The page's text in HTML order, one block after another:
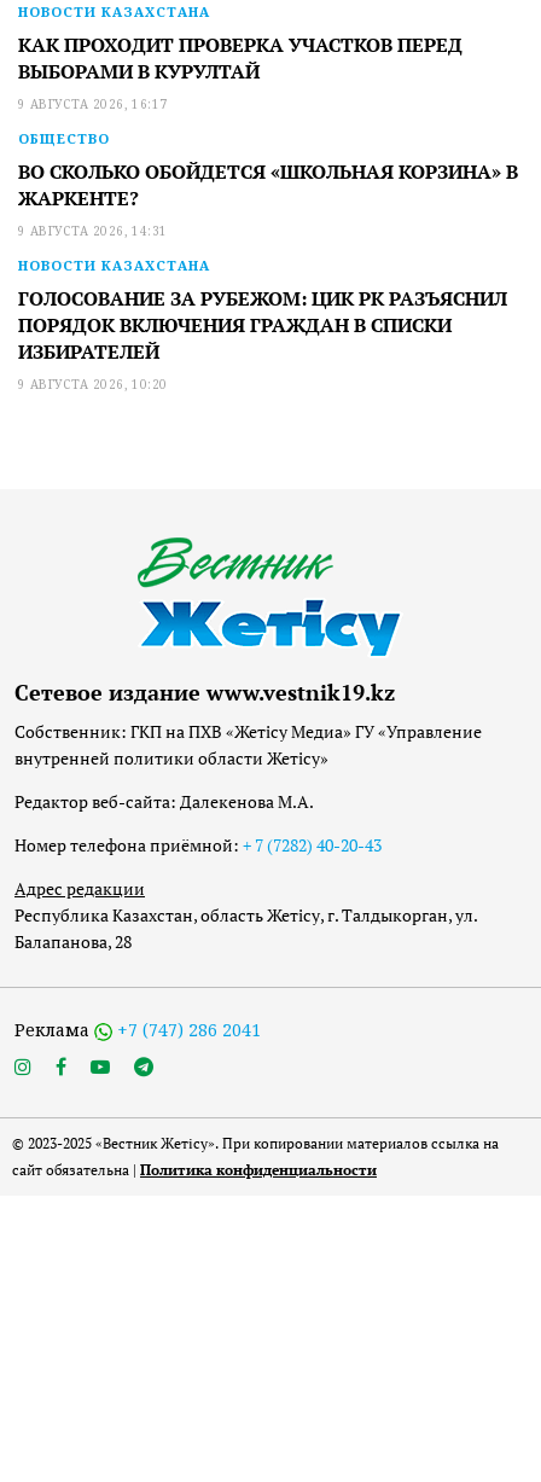
НОВОСТИ КАЗАХСТАНА
КАК ПРОХОДИТ ПРОВЕРКА УЧАСТКОВ ПЕРЕД
ВЫБОРАМИ В КУРУЛТАЙ
9 АВГУСТА 2026, 16:17
ОБЩЕСТВО
ВО СКОЛЬКО ОБОЙДЕТСЯ «ШКОЛЬНАЯ КОРЗИНА» В
ЖАРКЕНТЕ?
9 АВГУСТА 2026, 14:31
НОВОСТИ КАЗАХСТАНА
ГОЛОСОВАНИЕ ЗА РУБЕЖОМ: ЦИК РК РАЗЪЯСНИЛ
ПОРЯДОК ВКЛЮЧЕНИЯ ГРАЖДАН В СПИСКИ
ИЗБИРАТЕЛЕЙ
9 АВГУСТА 2026, 10:20
Сетевое издание www.vestnik19.kz
Собственник: ГКП на ПХВ «Жетісу Медиа» ГУ «Управление
внутренней политики области Жетісу»
Редактор веб-сайта: Далекенова М.А.
Номер телефона приёмной: + 7 (7282) 40-20-43
Адрес редакции
Республика Казахстан, область Жетісу, г. Талдыкорган, ул.
Балапанова, 28
Реклама +7 (747) 286 2041
© 2023-2025 «Вестник Жетісу». При копировании материалов ссылка на
сайт обязательна | Политика конфиденциальности